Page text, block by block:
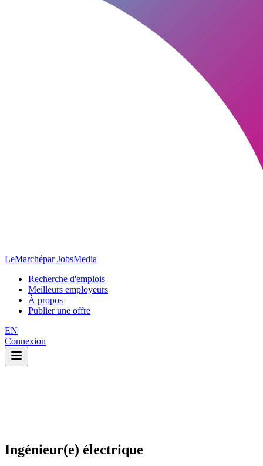
LeMarchépar JobsMedia
Recherche d'emplois
Meilleurs employeurs
À propos
Publier une offre
EN
Connexion
Ingénieur(e) électrique